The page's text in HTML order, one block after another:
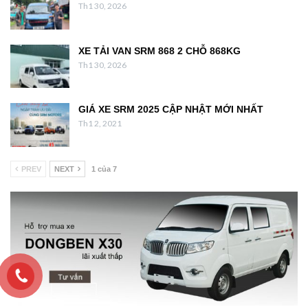
Th1 30, 2026
XE TẢI VAN SRM 868 2 CHỖ 868KG
Th1 30, 2026
GIÁ XE SRM 2025 CẬP NHẬT MỚI NHẤT
Th1 2, 2021
PREV NEXT 1 của 7